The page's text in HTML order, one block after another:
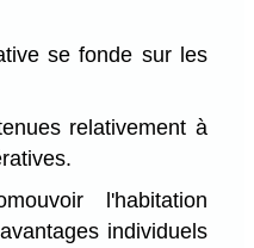
se fonde sur les
relativement à
l'habitation
individuels